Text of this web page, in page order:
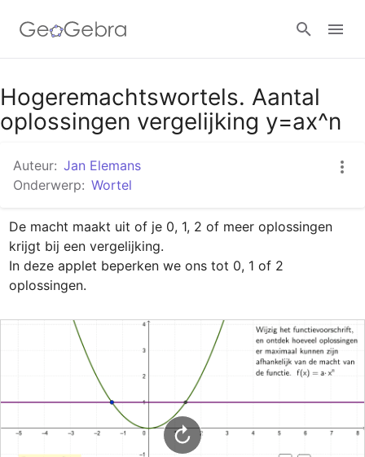
Google Classroom
Hogeremachtswortels. Aantal
oplossingen vergelijking y=ax^n
Auteur: Jan Elemans
Onderwerp: Wortel
De macht maakt uit of je 0, 1, 2 of meer oplossingen
krijgt bij een vergelijking.
In deze applet beperken we ons tot 0, 1 of 2
oplossingen.